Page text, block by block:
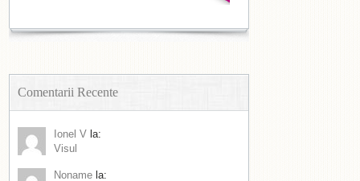
Comentarii Recente
Ionel V la:
Visul
Noname la: